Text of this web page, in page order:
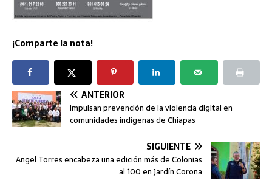
¡Comparte la nota!
ANTERIOR
Impulsan prevención de la violencia digital en
comunidades indígenas de Chiapas
SIGUIENTE
Angel Torres encabeza una edición más de Colonias
al 100 en Jardín Corona